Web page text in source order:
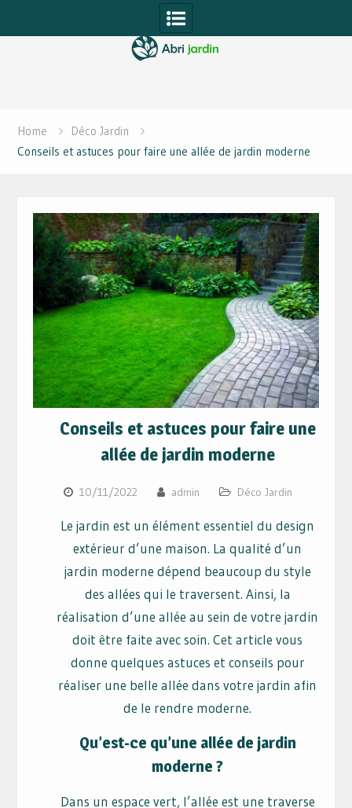
to
Home
Déco Jardin
Conseils et astuces pour faire une allée de jardin moderne
Conseils et astuces pour faire une
allée de jardin moderne
10/11/2022 admin Déco Jardin
Le jardin est un élément essentiel du design
extérieur d’une maison. La qualité d’un
jardin moderne dépend beaucoup du style
des allées qui le traversent. Ainsi, la
réalisation d’une allée au sein de votre jardin
doit être faite avec soin. Cet article vous
donne quelques astuces et conseils pour
réaliser une belle allée dans votre jardin afin
de le rendre moderne.
Qu’est-ce qu’une allée de jardin
moderne ?
Dans un espace vert, l’allée est une traverse